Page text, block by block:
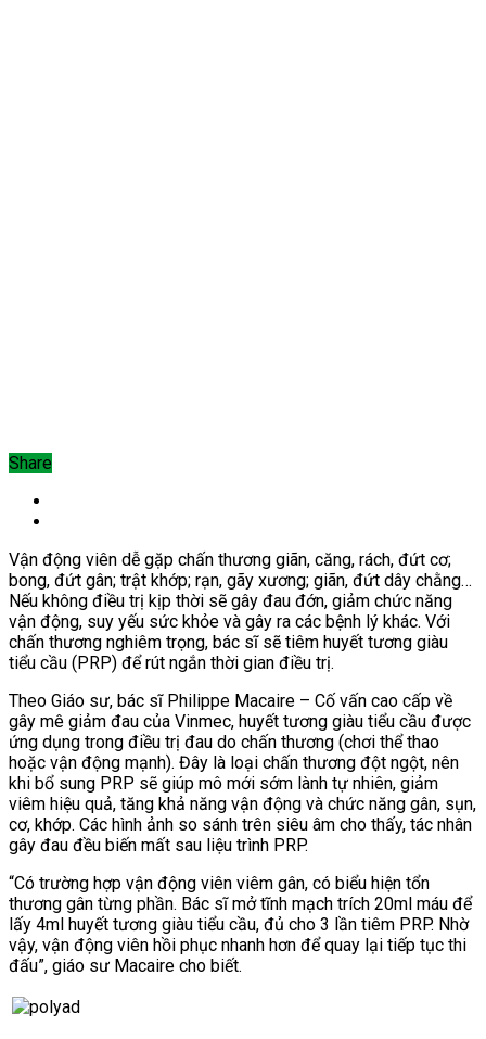
Share
Vận động viên dễ gặp chấn thương giãn, căng, rách, đứt cơ;
bong, đứt gân; trật khớp; rạn, gãy xương; giãn, đứt dây chằng…
Nếu không điều trị kịp thời sẽ gây đau đớn, giảm chức năng
vận động, suy yếu sức khỏe và gây ra các bệnh lý khác. Với
chấn thương nghiêm trọng, bác sĩ sẽ tiêm huyết tương giàu
tiểu cầu (PRP) để rút ngắn thời gian điều trị.
Theo Giáo sư, bác sĩ Philippe Macaire – Cố vấn cao cấp về
gây mê giảm đau của Vinmec, huyết tương giàu tiểu cầu được
ứng dụng trong điều trị đau do chấn thương (chơi thể thao
hoặc vận động mạnh). Đây là loại chấn thương đột ngột, nên
khi bổ sung PRP sẽ giúp mô mới sớm lành tự nhiên, giảm
viêm hiệu quả, tăng khả năng vận động và chức năng gân, sụn,
cơ, khớp. Các hình ảnh so sánh trên siêu âm cho thấy, tác nhân
gây đau đều biến mất sau liệu trình PRP.
“Có trường hợp vận động viên viêm gân, có biểu hiện tổn
thương gân từng phần. Bác sĩ mở tĩnh mạch trích 20ml máu để
lấy 4ml huyết tương giàu tiểu cầu, đủ cho 3 lần tiêm PRP. Nhờ
vậy, vận động viên hồi phục nhanh hơn để quay lại tiếp tục thi
đấu”, giáo sư Macaire cho biết.